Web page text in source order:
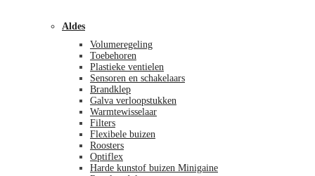
Aldes
Volumeregeling
Toebehoren
Plastieke ventielen
Sensoren en schakelaars
Brandklep
Galva verloopstukken
Warmtewisselaar
Filters
Flexibele buizen
Roosters
Optiflex
Harde kunstof buizen Minigaine